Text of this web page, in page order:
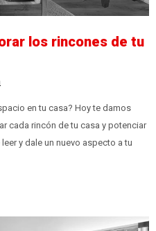
los rincones de tu
en tu casa? Hoy te damos
cada rincón de tu casa y potenciar
y dale un nuevo aspecto a tu